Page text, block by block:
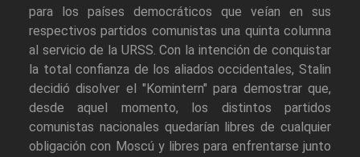
para los países democráticos que veían en sus
respectivos partidos comunistas una quinta columna
al servicio de la URSS. Con la intención de conquistar
la total confianza de los aliados occidentales, Stalin
decidió disolver el "Komintern" para demostrar que,
desde aquel momento, los distintos partidos
comunistas nacionales quedarían libres de cualquier
obligación con Moscú y libres para enfrentarse junto